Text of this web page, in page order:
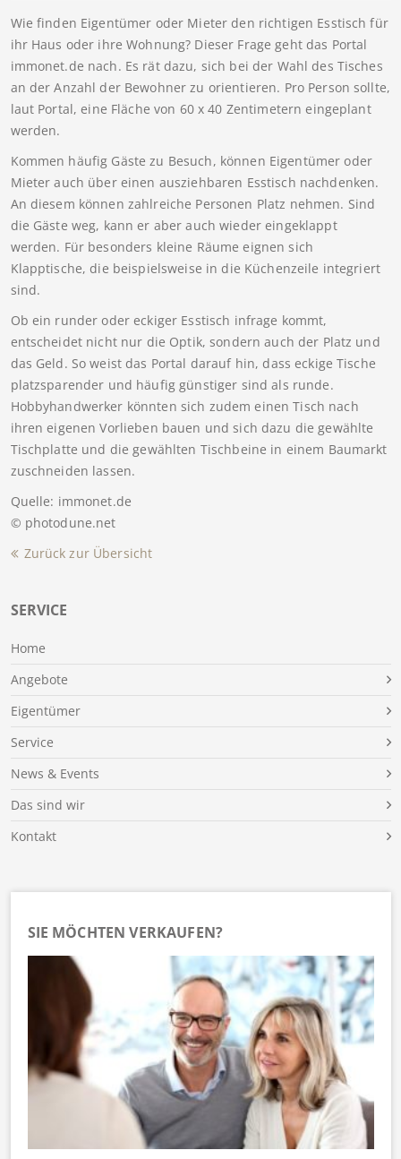
SERVICE
Home
Angebote
Eigentümer
Service
News & Events
Das sind wir
Kontakt
SIE MÖCHTEN VERKAUFEN?
Wie finden Eigentümer oder Mieter den richtigen Esstisch für
ihr Haus oder ihre Wohnung? Dieser Frage geht das Portal
immonet.de nach. Es rät dazu, sich bei der Wahl des Tisches
an der Anzahl der Bewohner zu orientieren. Pro Person sollte,
laut Portal, eine Fläche von 60 x 40 Zentimetern eingeplant
werden.
Kommen häufig Gäste zu Besuch, können Eigentümer oder
Mieter auch über einen ausziehbaren Esstisch nachdenken.
An diesem können zahlreiche Personen Platz nehmen. Sind
die Gäste weg, kann er aber auch wieder eingeklappt
werden. Für besonders kleine Räume eignen sich
Klapptische, die beispielsweise in die Küchenzeile integriert
sind.
Ob ein runder oder eckiger Esstisch infrage kommt,
entscheidet nicht nur die Optik, sondern auch der Platz und
das Geld. So weist das Portal darauf hin, dass eckige Tische
platzsparender und häufig günstiger sind als runde.
Hobbyhandwerker könnten sich zudem einen Tisch nach
ihren eigenen Vorlieben bauen und sich dazu die gewählte
Tischplatte und die gewählten Tischbeine in einem Baumarkt
zuschneiden lassen.
Quelle: immonet.de
© photodune.net
Zurück zur Übersicht